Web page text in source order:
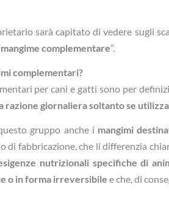
sarà capitato di vedere sugli
mangime complementare”.
complementari?
per cani e gatti sono per
razione giornaliera soltanto se
gruppo anche i mangimi
di fabbricazione, che li differenzia
nutrizionali specifiche di
o in forma irre­versibilee che, di